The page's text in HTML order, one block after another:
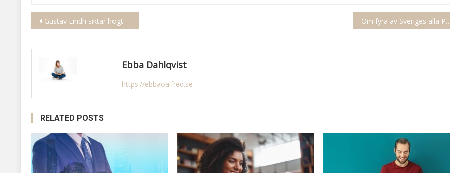
Inläggsnavigering
Gustav Lindh siktar högt Om fyra av
Ebba Dahlqvist
https://ebbaoalfred.se
RELATED POSTS